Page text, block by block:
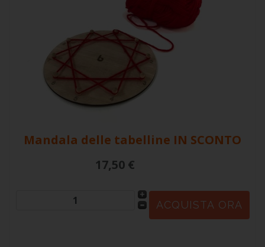
Mandala delle tabelline IN SCONTO
17,50 €